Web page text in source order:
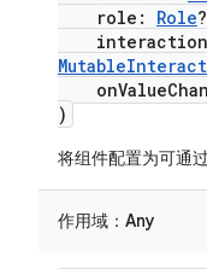
role: Role
)
将组件配置为可通
作用域： Any